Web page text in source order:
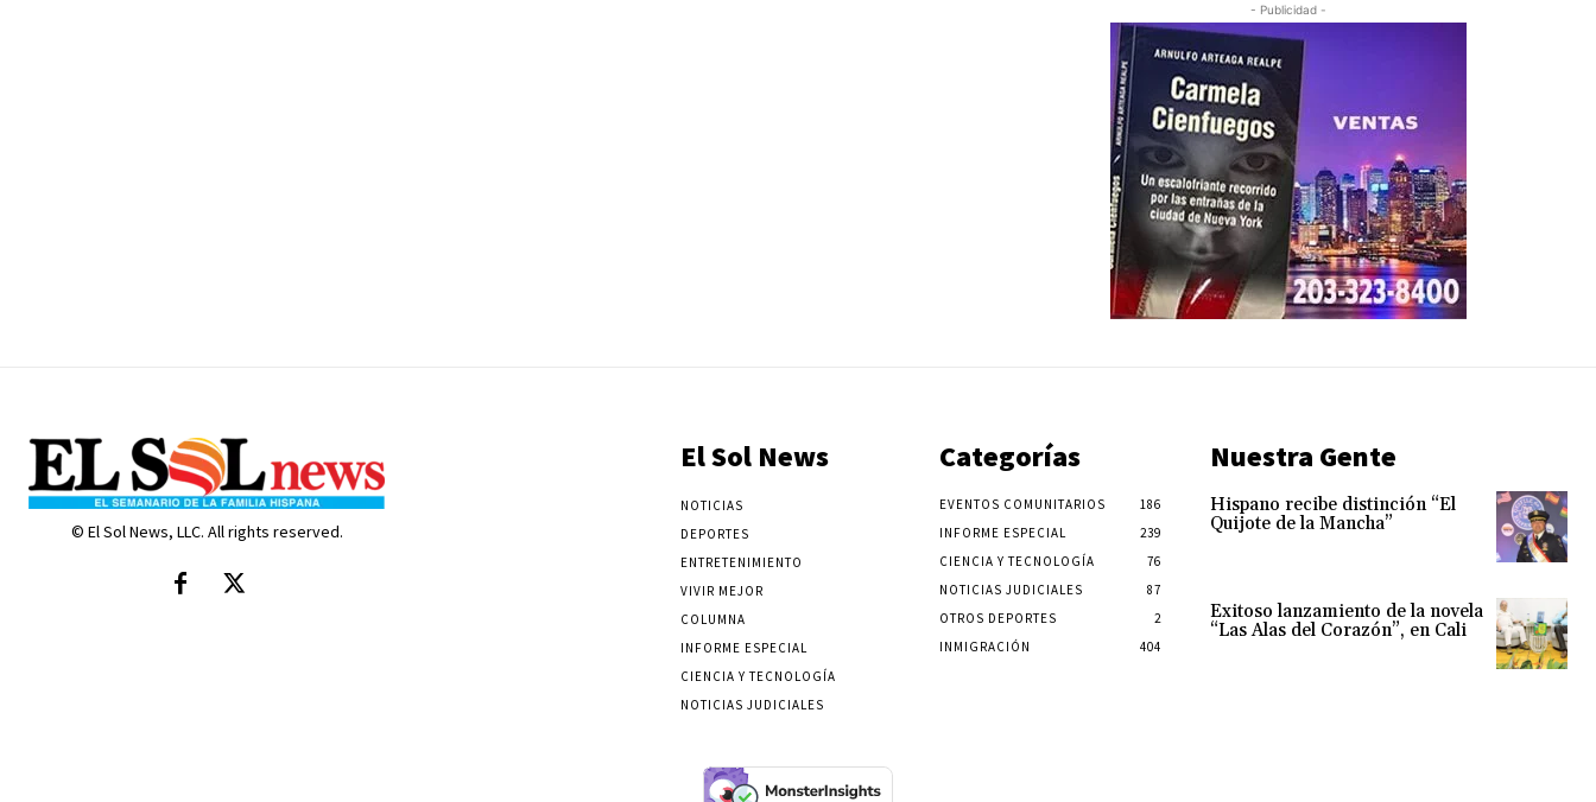
- Publicidad -
© El Sol News, LLC. All rights reserved.
El Sol News
NOTICIAS
DEPORTES
ENTRETENIMIENTO
VIVIR MEJOR
COLUMNA
INFORME ESPECIAL
CIENCIA Y TECNOLOGÍA
NOTICIAS JUDICIALES
Categorías
EVENTOS COMUNITARIOS
186
INFORME ESPECIAL
239
CIENCIA Y TECNOLOGÍA
76
NOTICIAS JUDICIALES
87
OTROS DEPORTES
2
INMIGRACIÓN
404
Nuestra Gente
Hispano recibe distinción “El
Quijote de la Mancha”
Exitoso lanzamiento de la novela
“Las Alas del Corazón”, en Cali